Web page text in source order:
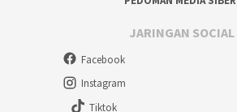
JARINGAN SOCIAL
Facebook
Instagram
Tiktok